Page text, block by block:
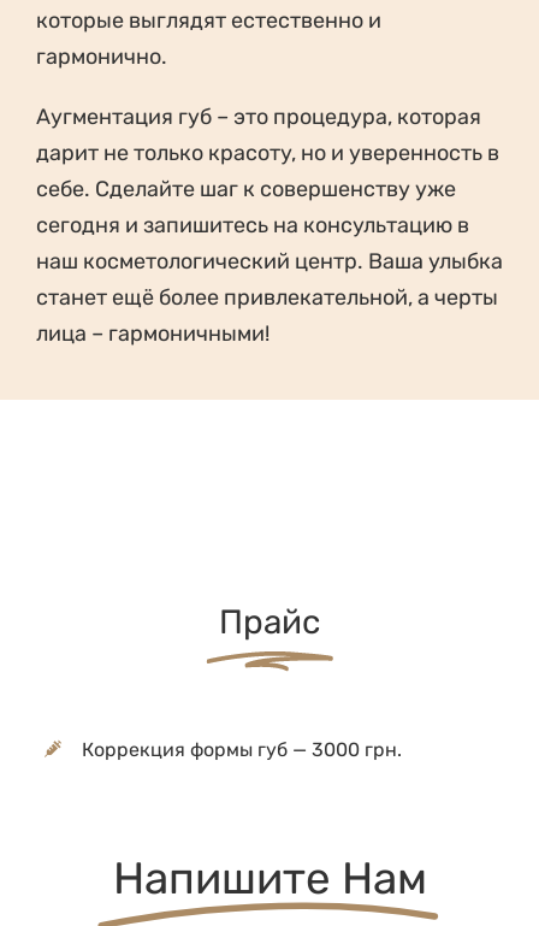
которые выглядят естественно и
гармонично.
Аугментация губ – это процедура, которая
дарит не только красоту, но и уверенность в
себе. Сделайте шаг к совершенству уже
сегодня и запишитесь на консультацию в
наш косметологический центр. Ваша улыбка
станет ещё более привлекательной, а черты
лица – гармоничными!
Прайс
Коррекция формы губ — 3000 грн.
Напишите Нам